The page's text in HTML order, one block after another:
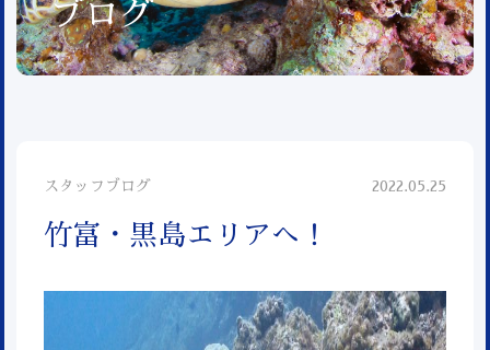
ブログ
スタッフブログ 2022.05.25
竹富・黒島エリアへ！